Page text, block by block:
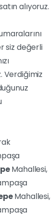
alıyoruz.
siz değerli
Verdiğimiz
Mahallesi,
Mahallesi,